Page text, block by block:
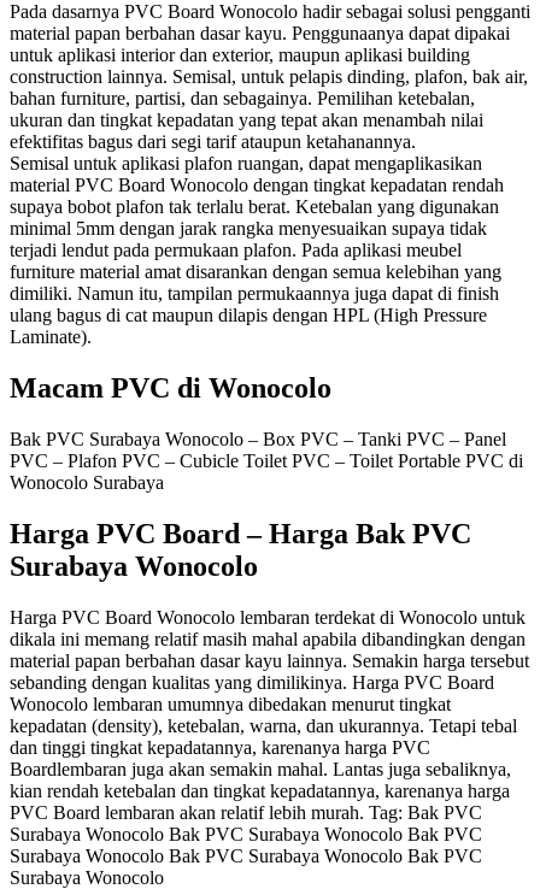
Pada dasarnya PVC Board Wonocolo hadir sebagai solusi pengganti
material papan berbahan dasar kayu. Penggunaanya dapat dipakai
untuk aplikasi interior dan exterior, maupun aplikasi building
construction lainnya. Semisal, untuk pelapis dinding, plafon, bak air,
bahan furniture, partisi, dan sebagainya. Pemilihan ketebalan,
ukuran dan tingkat kepadatan yang tepat akan menambah nilai
efektifitas bagus dari segi tarif ataupun ketahanannya.
Semisal untuk aplikasi plafon ruangan, dapat mengaplikasikan
material PVC Board Wonocolo dengan tingkat kepadatan rendah
supaya bobot plafon tak terlalu berat. Ketebalan yang digunakan
minimal 5mm dengan jarak rangka menyesuaikan supaya tidak
terjadi lendut pada permukaan plafon. Pada aplikasi meubel
furniture material amat disarankan dengan semua kelebihan yang
dimiliki. Namun itu, tampilan permukaannya juga dapat di finish
ulang bagus di cat maupun dilapis dengan HPL (High Pressure
Laminate).
Macam PVC di Wonocolo
Bak PVC Surabaya Wonocolo – Box PVC – Tanki PVC – Panel
PVC – Plafon PVC – Cubicle Toilet PVC – Toilet Portable PVC di
Wonocolo Surabaya
Harga PVC Board – Harga Bak PVC
Surabaya Wonocolo
Harga PVC Board Wonocolo lembaran terdekat di Wonocolo untuk
dikala ini memang relatif masih mahal apabila dibandingkan dengan
material papan berbahan dasar kayu lainnya. Semakin harga tersebut
sebanding dengan kualitas yang dimilikinya. Harga PVC Board
Wonocolo lembaran umumnya dibedakan menurut tingkat
kepadatan (density), ketebalan, warna, dan ukurannya. Tetapi tebal
dan tinggi tingkat kepadatannya, karenanya harga PVC
Boardlembaran juga akan semakin mahal. Lantas juga sebaliknya,
kian rendah ketebalan dan tingkat kepadatannya, karenanya harga
PVC Board lembaran akan relatif lebih murah. Tag: Bak PVC
Surabaya Wonocolo Bak PVC Surabaya Wonocolo Bak PVC
Surabaya Wonocolo Bak PVC Surabaya Wonocolo Bak PVC
Surabaya Wonocolo